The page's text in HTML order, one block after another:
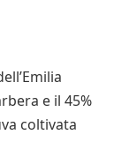
e il 45%
coltivata